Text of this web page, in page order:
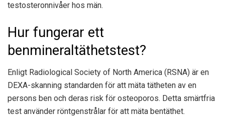
testosteronnivåer hos män.
Hur fungerar ett
benmineraltäthetstest?
Enligt Radiological Society of North America (RSNA) är en
DEXA-skanning standarden för att mäta tätheten av en
persons ben och deras risk för osteoporos. Detta smärtfria
test använder röntgenstrålar för att mäta bentäthet.